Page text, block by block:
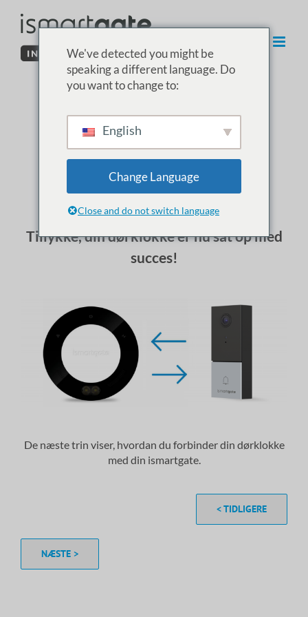
indhold
Installation af
dørklokke
Tillykke, din dørklokke er nu sat op med
succes!
De næste trin viser, hvordan du forbinder din dørklokke
med din ismartgate.
< TIDLIGERE
NÆSTE >
We've detected you might be
speaking a different language. Do
you want to change to:
English
Change Language
Close and do not switch language